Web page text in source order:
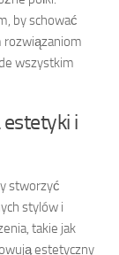
by schować
rozwiązaniom
wszystkim
i
stworzyć
stylów i
takie jak
estetyczny